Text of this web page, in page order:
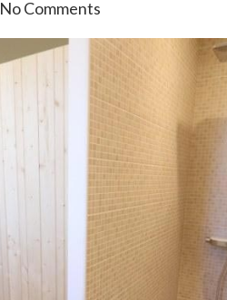
No Comments